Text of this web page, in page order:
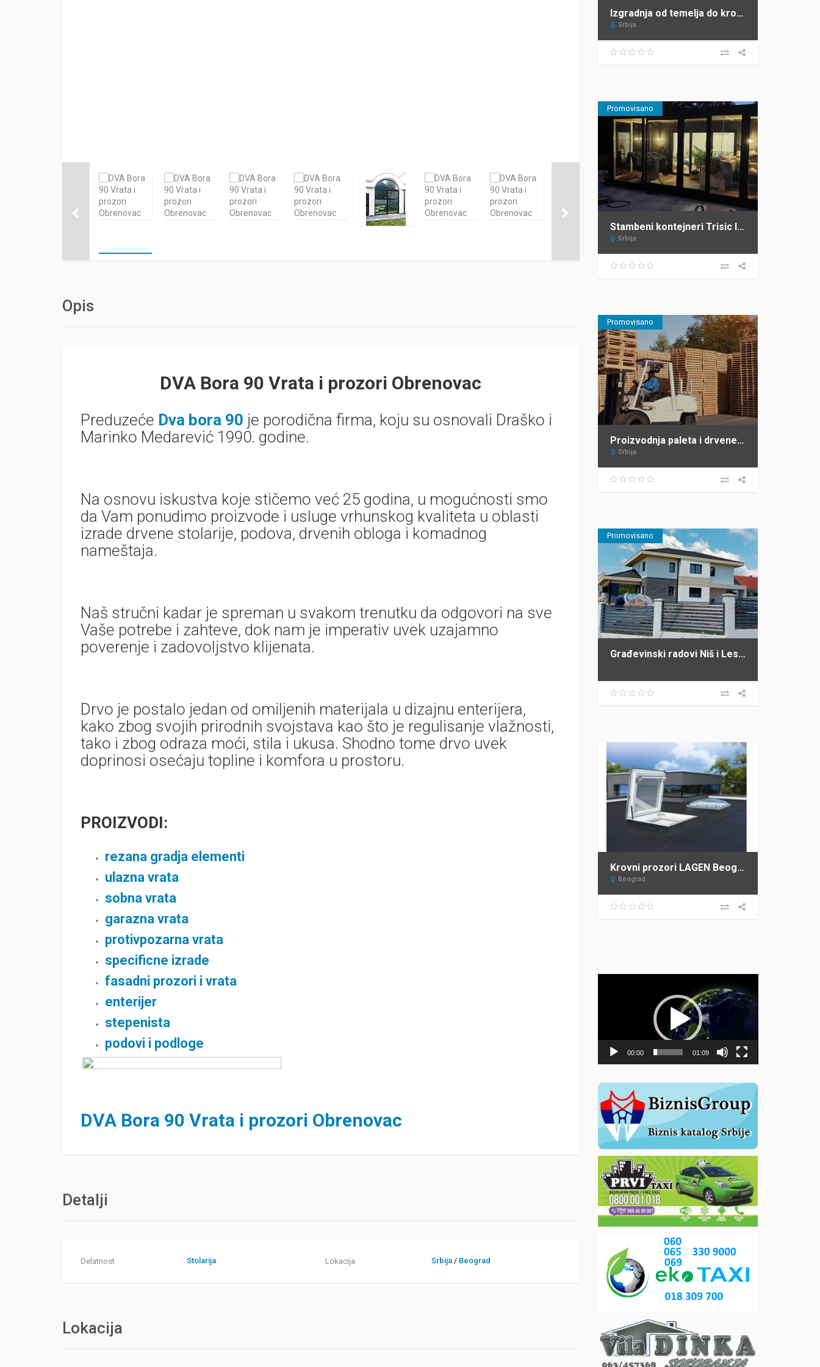
Opis
DVA Bora 90 Vrata i prozori Obrenovac
Preduzeće Dva bora 90 je porodična firma, koju su osnovali Draško i
Marinko Medarević 1990. godine.
Na osnovu iskustva koje stičemo već 25 godina, u mogućnosti smo
da Vam ponudimo proizvode i usluge vrhunskog kvaliteta u oblasti
izrade drvene stolarije, podova, drvenih obloga i komadnog
nameštaja.
Naš stručni kadar je spreman u svakom trenutku da odgovori na sve
Vaše potrebe i zahteve, dok nam je imperativ uvek uzajamno
poverenje i zadovoljstvo klijenata.
Drvo je postalo jedan od omiljenih materijala u dizajnu enterijera,
kako zbog svojih prirodnih svojstava kao što je regulisanje vlažnosti,
tako i zbog odraza moći, stila i ukusa. Shodno tome drvo uvek
doprinosi osećaju topline i komfora u prostoru.
PROIZVODI:
rezana gradja elementi
ulazna vrata
sobna vrata
garazna vrata
protivpozarna vrata
specificne izrade
fasadni prozori i vrata
enterijer
stepenista
podovi i podloge
DVA Bora 90 Vrata i prozori Obrenovac
Detalji
Delatnost Stolarija Lokacija Srbija/ Beograd
Lokacija
Izgradnja od temelja do krova JAGODIC Sopot
Srbija
Promovisano
Stambeni kontejneri Trisic lux
Srbija
Promovisano
Proizvodnja paleta i drvene ambalaže – Sipal – Žabalj
Srbija
Promovisano
Građevinski radovi Niš i Leskovac PROFI GRADNJA SPASIĆ
Krovni prozori LAGEN Beograd – ovlašćeni distributer FAKRO za Srbiju
Beograd
00:00 01:09